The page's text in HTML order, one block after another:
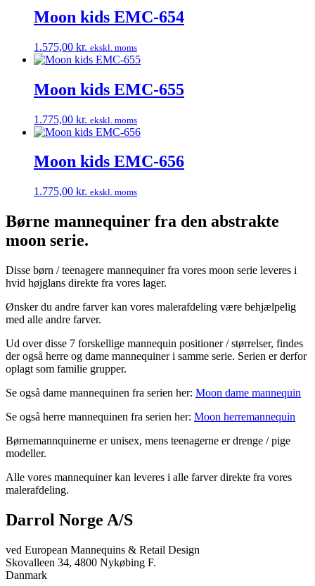
Moon kids EMC-654
1.575,00 kr. ekskl. moms
Moon kids EMC-655
1.775,00 kr. ekskl. moms
Moon kids EMC-656
1.775,00 kr. ekskl. moms
Børne mannequiner fra den abstrakte
moon serie.
Disse børn / teenagere mannequiner fra vores moon serie leveres i
hvid højglans direkte fra vores lager.
Ønsker du andre farver kan vores malerafdeling være behjælpelig
med alle andre farver.
Ud over disse 7 forskellige mannequin positioner / størrelser, findes
der også herre og dame mannequiner i samme serie. Serien er derfor
oplagt som familie grupper.
Se også dame mannequinen fra serien her: Moon dame mannequin
Se også herre mannequinen fra serien her: Moon herremannequin
Børnemannquinerne er unisex, mens teenagerne er drenge / pige
modeller.
Alle vores mannequiner kan leveres i alle farver direkte fra vores
malerafdeling.
Darrol Norge A/S
ved European Mannequins & Retail Design
Skovalleen 34, 4800 Nykøbing F.
Danmark